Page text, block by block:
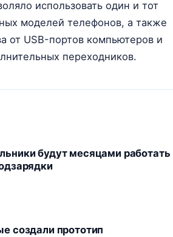
использовать один и тот
моделей телефонов, а также
от USB-портов компьютеров и
переходников.
будут месяцами работать
создали прототип